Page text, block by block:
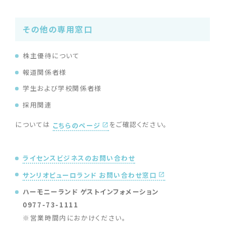
その他の専用窓口
株主優待について
報道関係者様
学生および学校関係者様
採用関連
については こちらのページ をご確認ください。
ライセンスビジネスのお問い合わせ
サンリオピューロランド お問い合わせ窓口
ハーモニーランド ゲストインフォメーション
0977-73-1111
※ 営業時間内におかけください。